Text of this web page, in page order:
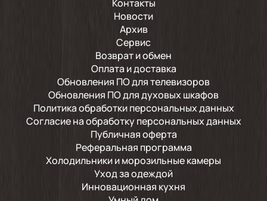
Контакты
Новости
Архив
Сервис
Возврат и обмен
Оплата и доставка
Обновления ПО для телевизоров
Обновления ПО для духовых шкафов
Политика обработки персональных данных
Согласие на обработку персональных данных
Публичная оферта
Реферальная программа
Холодильники и морозильные камеры
Уход за одеждой
Инновационная кухня